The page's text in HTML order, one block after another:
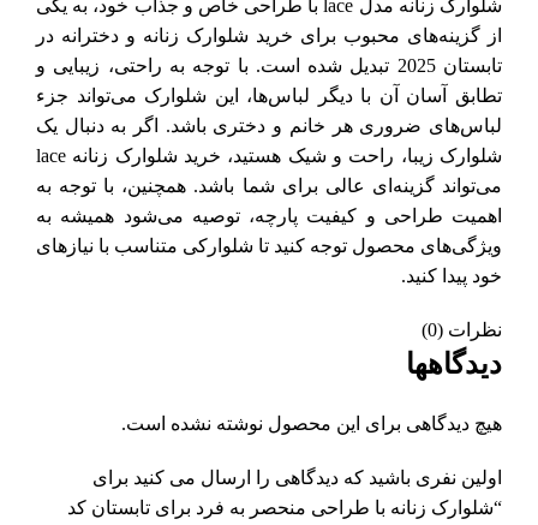
شلوارک زنانه مدل lace با طراحی خاص و جذاب خود، به یکی
از گزینه‌های محبوب برای خرید شلوارک زنانه و دخترانه در
تابستان 2025 تبدیل شده است. با توجه به راحتی، زیبایی و
تطابق آسان آن با دیگر لباس‌ها، این شلوارک می‌تواند جزء
لباس‌های ضروری هر خانم و دختری باشد. اگر به دنبال یک
شلوارک زیبا، راحت و شیک هستید، خرید شلوارک زنانه lace
می‌تواند گزینه‌ای عالی برای شما باشد. همچنین، با توجه به
اهمیت طراحی و کیفیت پارچه، توصیه می‌شود همیشه به
ویژگی‌های محصول توجه کنید تا شلوارکی متناسب با نیازهای
خود پیدا کنید.
نظرات (0)
دیدگاهها
هیچ دیدگاهی برای این محصول نوشته نشده است.
اولین نفری باشید که دیدگاهی را ارسال می کنید برای
“شلوارک زنانه با طراحی منحصر به فرد برای تابستان کد